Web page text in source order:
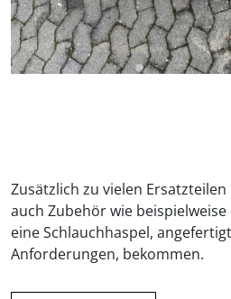
Zusätzlich zu vielen
auch Zubehör wie
eine Schlauchhaspel,
Anforderungen, bekommen.